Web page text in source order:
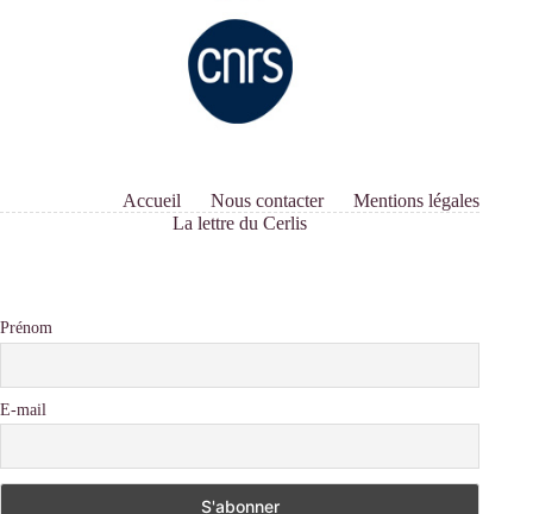
Accueil Nous contacter
Mentions légales
La lettre du Cerlis
Prénom
E-mail